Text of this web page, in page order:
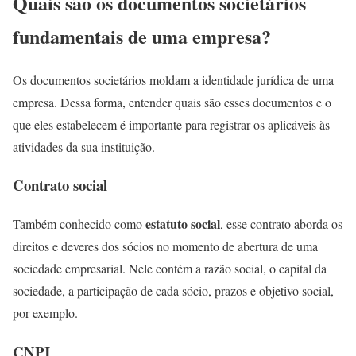
fundamentais de uma empresa?
Os documentos societários moldam a identidade jurídica de uma
empresa. Dessa forma, entender quais são esses documentos e o
que eles estabelecem é importante para registrar os aplicáveis às
atividades da sua instituição.
Contrato social
Também conhecido comoestatuto social, esse contrato aborda os
direitos e deveres dos sócios no momento de abertura de uma
sociedade empresarial. Nele contém a razão social, o capital da
sociedade, a participação de cada sócio, prazos e objetivo social,
por exemplo.
CNPJ